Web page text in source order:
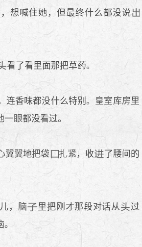
想喊住她，但最终什么都没说
看了看里面那把草药。
香味都没什么特别。皇室库房里
一
都没看过。
翼翼地把袋 扎 ，收
了腰间的
，脑 里把刚才那段对话从
过